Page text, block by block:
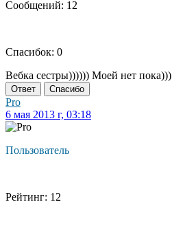
Сообщений: 12
Спасибок: 0
Вебка сестры)))))) Моей нет пока)))
Ответ Спасибо
Pro
6 мая 2013 г, 03:18
Пользователь
Рейтинг: 12